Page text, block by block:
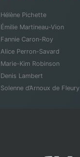
Hélène Pichette
Émilie Martineau-Vion
Fannie Caron-Roy
Alice Perron-Savard
Marie-Kim Robinson
Denis Lambert
Solenne d’Arnoux de Fleury